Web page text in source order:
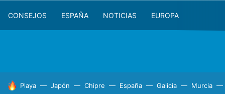
CONSEJOS ESPAÑA NOTICIAS EUROPA
HOY SE HABLA DE
Playa Japón Chipre España Galicia Murcia